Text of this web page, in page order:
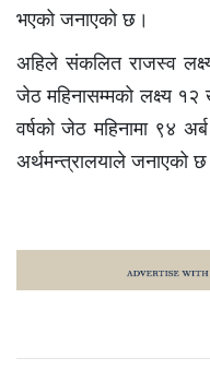
भएको जनाएको छ।
अहिले संकलित राजस्व
जेठ महिनासम्मको लक्ष्य
वर्षको जेठ महिनामा ९४
अर्थमन्त्रालयाले जनाएको